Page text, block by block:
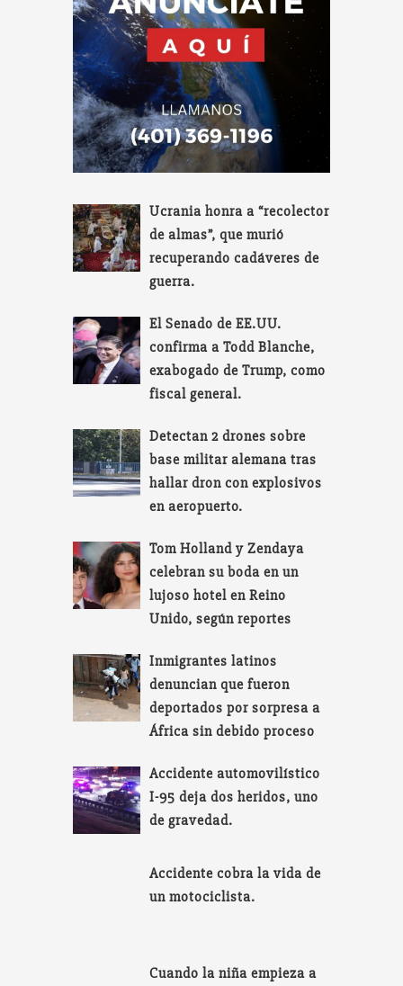
Ucrania honra a “recolector
de almas”, que murió
recuperando cadáveres de
guerra.
El Senado de EE.UU.
confirma a Todd Blanche,
exabogado de Trump, como
fiscal general.
Detectan 2 drones sobre
base militar alemana tras
hallar dron con explosivos
en aeropuerto.
Tom Holland y Zendaya
celebran su boda en un
lujoso hotel en Reino
Unido, según reportes
Inmigrantes latinos
denuncian que fueron
deportados por sorpresa a
África sin debido proceso
Accidente automovilístico
I-95 deja dos heridos, uno
de gravedad.
Accidente cobra la vida de
un motociclista.
Cuando la niña empieza a